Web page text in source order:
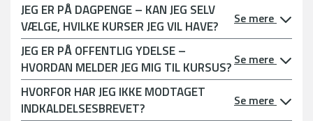
JEG ER PÅ DAGPENGE – KAN JEG SELV
VÆLGE, HVILKE KURSER JEG VIL HAVE?
Se mere
JEG ER PÅ OFFENTLIG YDELSE –
HVORDAN MELDER JEG MIG TIL KURSUS? Se mere
HVORFOR HAR JEG IKKE MODTAGET
INDKALDELSESBREVET?
Se mere